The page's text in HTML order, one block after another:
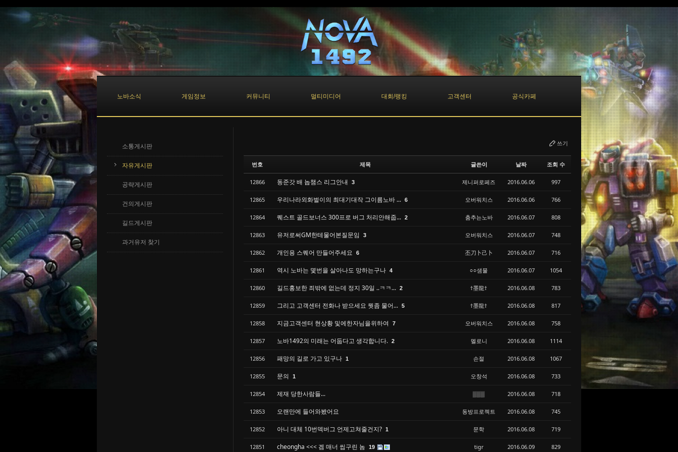
노바소식 게임정보 커뮤니티 멀티미디어 대회/랭킹 고객센터 공식카페
소통게시판
자유게시판
공략게시판
건의게시판
길드게시판
과거유저 찾기
쓰기
번호 제목 글쓴이 날짜 조회 수
12866 동준갓 배 놉챔스 리그안내 3 제니퍼로페즈 2016.06.06 997
12865 우리나라외화벌이의 최대기대작 그이름노바 ... 6 오버워치스 2016.06.06 766
12864 퀘스트 골드보너스 300프로 버그 처리안해줍... 2 춤추는노바 2016.06.07 808
12863 유저로써GM한테물어본질문임 3 오버워치스 2016.06.07 748
12862 개인용 스퀘어 만들어주세요 6 丕刀卜己卜 2016.06.07 716
12861 역시 노바는 몇번을 살아나도 망하는구나 4 ○○샘물 2016.06.07 1054
12860 길드홍보한 죄밖에 없는데 정지 30일 ..ㅋㅋ... 2 †墨龍† 2016.06.08 783
12859 그리고 고객센터 전화나 받으세요 뭣좀 물어... 5 †墨龍† 2016.06.08 817
12858 지금고객센터 현상황 및에한자님을위하여 7 오버워치스 2016.06.08 758
12857 노바1492의 미래는 어둡다고 생각합니다. 2 멜로니 2016.06.08 1114
12856 패망의 길로 가고 있구나 1 손절 2016.06.08 1067
12855 문의 1 오창석 2016.06.08 733
12854 제재 당한사람들... ▒▒▒ 2016.06.08 718
12853 오랜만에 들어와봤어요 동방프로젝트 2016.06.08 745
12852 아니 대체 10번덱버그 언제고쳐줄건지? 1 문학 2016.06.08 719
12851 cheongha <<< 겜 매너 씹구린 놈 19 tigr 2016.06.09 829
Sketchbook5, 스케치북5
Sketchbook5, 스케치북5